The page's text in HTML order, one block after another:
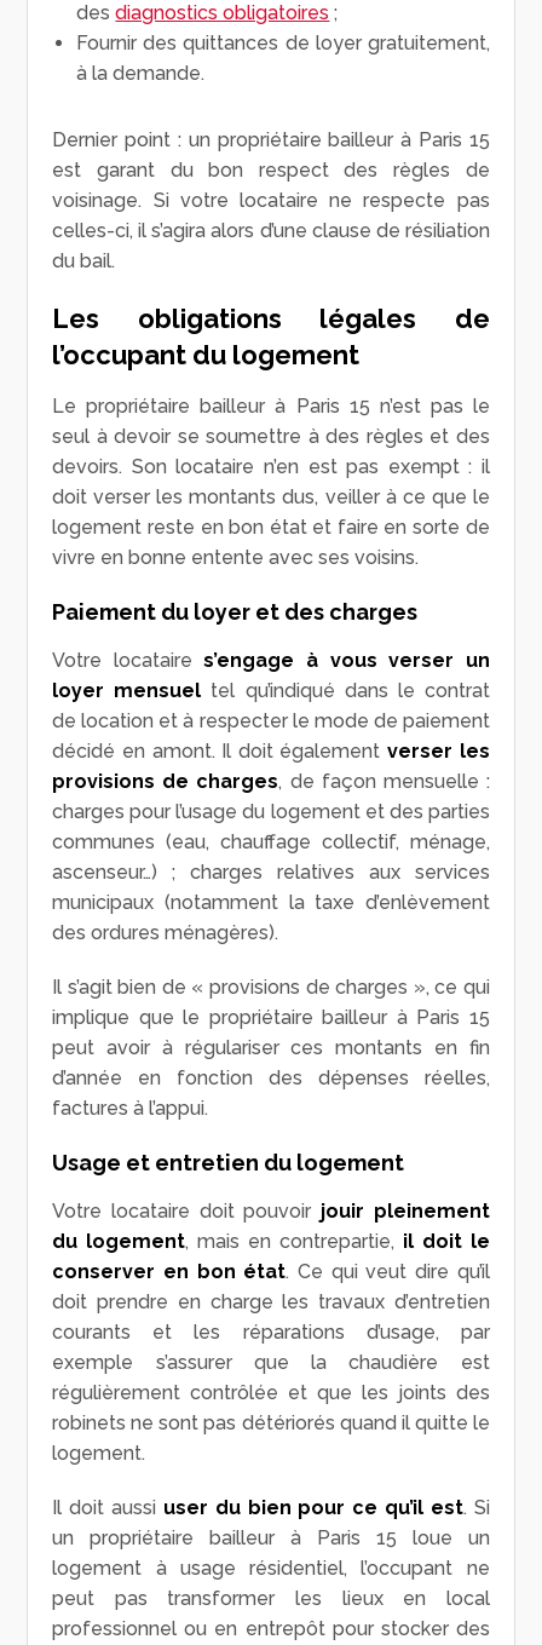
desdiagnostics obligatoires ;
Fournir des quittances de loyer gratuitement,
à la demande.
Dernier point : un propriétaire bailleur à Paris 15
est garant du bon respect des règles de
voisinage. Si votre locataire ne respecte pas
celles-ci, il s’agira alors d’une clause de résiliation
du bail.
Les obligations légales de
l’occupant du logement
Le propriétaire bailleur à Paris 15 n’est pas le
seul à devoir se soumettre à des règles et des
devoirs. Son locataire n’en est pas exempt : il
doit verser les montants dus, veiller à ce que le
logement reste en bon état et faire en sorte de
vivre en bonne entente avec ses voisins.
Paiement du loyer et des charges
Votre locataires’engage à vous verser un
loyer mensuel tel qu’indiqué dans le contrat
de location et à respecter le mode de paiement
décidé en amont. Il doit également verser les
provisions de charges, de façon mensuelle :
charges pour l’usage du logement et des parties
communes (eau, chauffage collectif, ménage,
ascenseur…) ; charges relatives aux services
municipaux (notamment la taxe d’enlèvement
des ordures ménagères).
Il s’agit bien de « provisions de charges », ce qui
implique que le propriétaire bailleur à Paris 15
peut avoir à régulariser ces montants en fin
d’année en fonction des dépenses réelles,
factures à l’appui.
Usage et entretien du logement
Votre locataire doit pouvoir jouir pleinement
du logement, mais en contrepartie, il doit le
conserver en bon état. Ce qui veut dire qu’il
doit prendre en charge les travaux d’entretien
courants et les réparations d’usage, par
exemple s’assurer que la chaudière est
régulièrement contrôlée et que les joints des
robinets ne sont pas détériorés quand il quitte le
logement.
Il doit aussi user du bien pour ce qu’il est. Si
un propriétaire bailleur à Paris 15 loue un
logement à usage résidentiel, l’occupant ne
peut pas transformer les lieux en local
professionnel ou en entrepôt pour stocker des